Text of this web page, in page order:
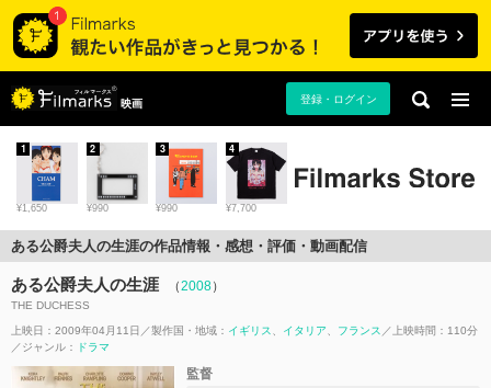
映画 登録・ログイン
¥1,650
1
¥990
2
¥990
3
¥7,700
4
ある公爵夫人の生涯の作品情報・感想・評価・動画配信
ある公爵夫人の生涯 （2008）
THE DUCHESS
上映日：2009年04月11日 製作国・地域： イギリス イタリア フランス
上映時間：110分
ジャンル：
ドラマ
監督